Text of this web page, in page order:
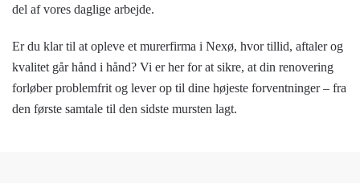
del af vores daglige arbejde.
Er du klar til at opleve et murerfirma i Nexø, hvor tillid, aftaler og
kvalitet går hånd i hånd? Vi er her for at sikre, at din renovering
forløber problemfrit og lever op til dine højeste forventninger – fra
den første samtale til den sidste mursten lagt.